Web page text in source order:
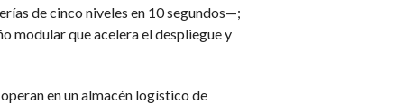
de cinco niveles en 10 segundos—;
modular que acelera el despliegue y
en un almacén logístico de